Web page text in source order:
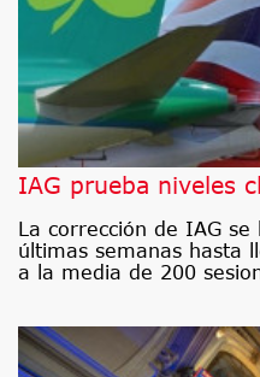
IAG prueba niveles
La corrección de IAG
últimas semanas hasta
a la media de 200